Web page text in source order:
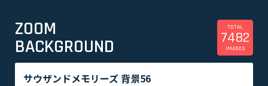
ZOOM
BACKGROUND
TOTAL
7482
IMAGES
サウザンドメモリーズ 背景56